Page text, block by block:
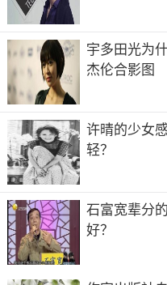
宇多田光为
杰伦合影图
许晴的少女
轻？
石富宽辈分
好？